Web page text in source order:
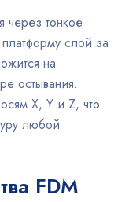
через тонкое
слой за
на
остывания.
X, Y и Z, что
любой
FDM